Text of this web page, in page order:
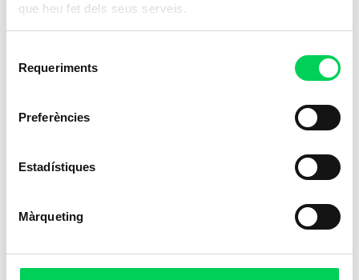
que heu fet dels seus serveis.
Requeriments
Preferències
Estadístiques
Màrqueting